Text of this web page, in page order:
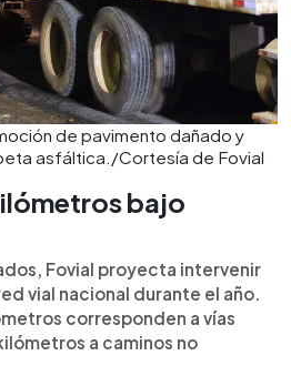
de pavimento dañado y
asfáltica./Cortesía de Fovial
bajo
Fovial proyecta intervenir
vial nacional durante el año.
corresponden a vías
a caminos no